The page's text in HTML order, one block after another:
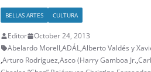
BELLAS ARTES CULTURA
Editor
October 24, 2013
Abelardo Morell,ADÁL,Alberto Valdés y
,Arturo Rodríguez,Asco (Harry Gamboa Jr.,